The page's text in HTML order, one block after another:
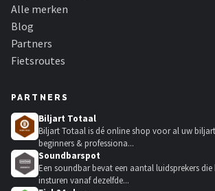
Alle merken
Blog
Partners
Fietsroutes
PARTNERS
Biljart Totaal
Biljart Totaal is dé online shop voor al uw
beginners & professiona...
Soundbarspot
Een soundbar bevat een aantal luidsprekers
insturen vanaf dezelfde...